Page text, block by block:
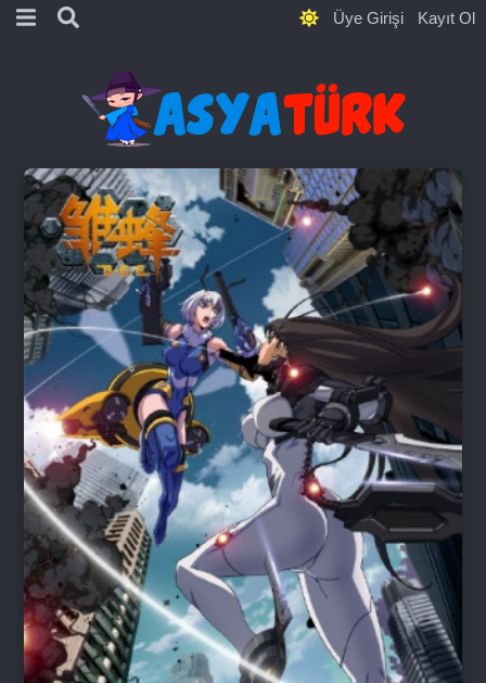
Üye Girişi Kayıt Ol